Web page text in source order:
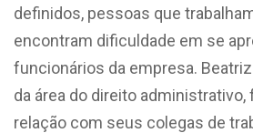
definidos, pessoas que
encontram dificuldade em se
funcionários da empresa. Beatriz
da área do direito administrativo,
relação com seus colegas de